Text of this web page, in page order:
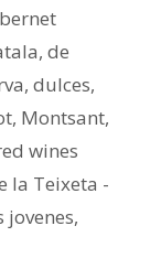
, de
, dulces,
, Montsant,
wines
la Teixeta -
jovenes,